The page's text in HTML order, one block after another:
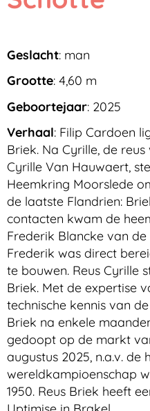
Geslacht: man
Grootte: 4,60 m
Geboortejaar: 2025
Verhaal: Filip Cardoen
Briek. Na Cyrille, de
Cyrille Van Hauwaert,
Heemkring Moorslede
de laatste Flandrien:
contacten kwam de
Frederik Blancke van
Frederik was direct
te bouwen. Reus Cyrille
Briek. Met de expertise
technische kennis van
Briek na enkele
gedoopt op de markt
augustus 2025, n.a.v.
wereldkampioenschap
1950. Reus Briek heeft